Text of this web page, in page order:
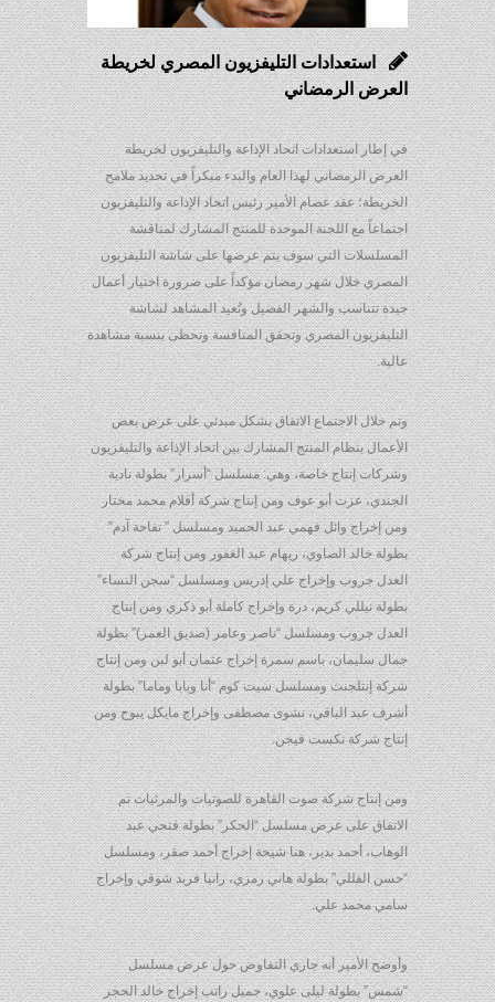
استعدادات التليفزيون المصري لخريطة
العرض الرمضاني
في إطار استعدادات اتحاد الإذاعة والتليفزيون لخريطة
العرض الرمضاني لهذا العام والبدء مبكراً في تحديد ملامح
الخريطة؛ عقد عصام الأمير رئيس اتحاد الإذاعة والتليفزيون
اجتماعاً مع اللجنة الموحدة للمنتج المشارك لمناقشة
المسلسلات التي سوف يتم عرضها على شاشة التليفزيون
المصري خلال شهر رمضان مؤكداً على ضرورة اختيار أعمال
جيدة تتناسب والشهر الفضيل وتُعيد المشاهد لشاشة
التليفزيون المصري وتحقق المنافسة وتحظى بنسبة مشاهدة
عالية.
وتم خلال الاجتماع الاتفاق بشكل مبدئي على عرض بعض
الأعمال بنظام المنتج المشارك بين اتحاد الإذاعة والتليفزيون
وشركات إنتاج خاصة، وهي: مسلسل “أسرار” بطولة نادية
الجندي، عزت أبو عوف ومن إنتاج شركة أفلام محمد مختار
ومن إخراج وائل فهمي عبد الحميد ومسلسل ” تفاحة آدم”
بطولة خالد الصاوي، ريهام عبد الغفور ومن إنتاج شركة
العدل جروب وإخراج علي إدريس ومسلسل “سجن النساء”
بطولة نيللي كريم، درة وإخراج كاملة أبو ذكري ومن إنتاج
العدل جروب ومسلسل “ناصر وعامر (صديق العمر)” بطولة
جمال سليمان، باسم سمرة إخراج عثمان أبو لبن ومن إنتاج
شركة إنتلجنت ومسلسل سيت كوم “أنا وبابا وماما” بطولة
أشرف عبد الباقي، نشوى مصطفى وإخراج مايكل يبوح ومن
إنتاج شركة نكست فيجن.
ومن إنتاج شركة صوت القاهرة للصوتيات والمرئيات تم
الاتفاق على عرض مسلسل “الحكر” بطولة فتحي عبد
الوهاب، أحمد بدير، هنا شيحة إخراج أحمد صقر، ومسلسل
“حسن الفللي” بطولة هاني رمزي، رانيا فريد شوقي وإخراج
سامي محمد علي.
وأوضح الأمير أنه جاري التفاوض حول عرض مسلسل
“شمس” بطولة ليلى علوي، جميل راتب إخراج خالد الحجر